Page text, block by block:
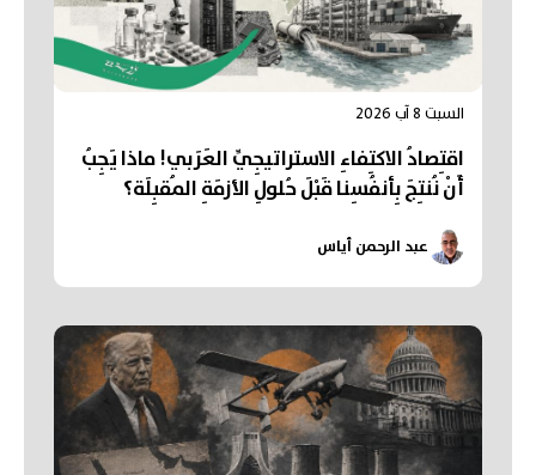
السبت 8 آب 2026
اقتِصادُ الاكتِفاءِ الاستراتيجِيِّ العَرَبي! ماذا يَجِبُ
أَنْ نُنتِجَ بِأنفُسِنا قَبْلَ حُلولِ الأزمَةِ المُقبِلَة؟
عبد الرحمن أياس